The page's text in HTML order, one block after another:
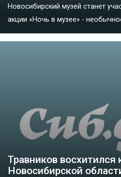
Новосибирский музей станет
акции «Ночь в музее» -
Травников восхитился
Новосибирской